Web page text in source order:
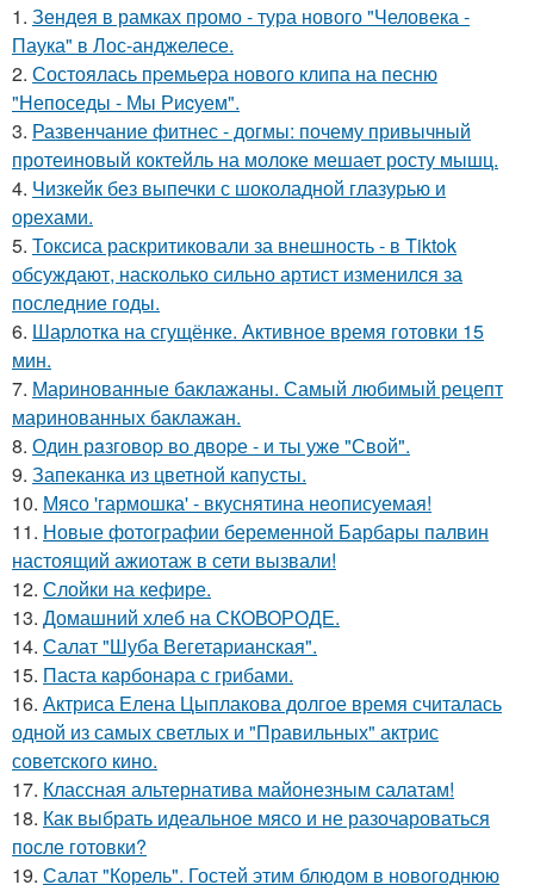
1. Зендея в рамках промо - тура нового "Человека -
Паука" в Лос-анджелесе.
2. Состоялась пpeмьepа нового клипа на песню
"Непоседы - Мы Риcуем".
3. Развенчание фитнес - догмы: почему привычный
протеиновый коктейль на молоке мешает росту мышц.
4. Чизкейк без выпечки с шоколадной глазурью и
орехами.
5. Токсиса раскритиковали за внешность - в Tiktok
обсуждают, насколько сильно артист изменился за
последние годы.
6. Шарлотка на сгущёнке. Активное время готовки 15
мин.
7. Маринованные баклажаны. Самый любимый рецепт
маринованных баклажан.
8. Один рaзговоp во двоpе - и ты ужe "Свой".
9. Запеканка из цветной капусты.
10. Мясо 'гармошка' - вкуснятина неописуемая!
11. Новые фотографии беременной Барбары палвин
настоящий ажиотаж в сети вызвали!
12. Слойки на кефире.
13. Домашний хлеб на СКОВОРОДЕ.
14. Салат "Шуба Вегетарианская".
15. Паста карбонара с грибами.
16. Актриса Елена Цыплакова долгое время считалась
одной из самых светлых и "Правильных" актрис
советского кино.
17. Классная альтернатива майонезным салатам!
18. Как выбрать идеальное мясо и не разочароваться
после готовки?
19. Салат "Корель". Гостей этим блюдом в новогоднюю